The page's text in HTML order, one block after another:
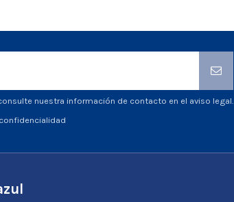
nuestra información de contacto en el aviso legal.